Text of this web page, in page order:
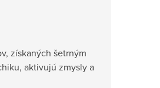
získaných šetrným
aktivujú zmysly a